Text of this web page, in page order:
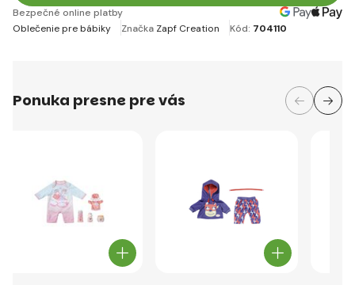
Bezpečné online platby
Oblečenie pre bábiky
Značka Zapf Creation Kód: 704110
Ponuka presne pre vás